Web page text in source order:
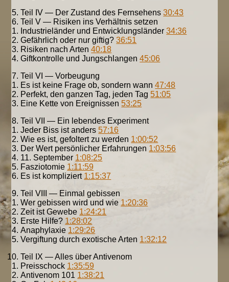
Teil IV — Der Zustand des Fernsehens30:43
Teil V — Risiken ins Verhältnis setzen
Industrieländer und Entwicklungsländer34:36
Gefährlich oder nur giftig?36:51
Risiken nach Arten40:18
Giftkontrolle und Jungschlangen45:06
Teil VI — Vorbeugung
Es ist keine Frage ob, sondern wann47:48
Perfekt, den ganzen Tag, jeden Tag51:05
Eine Kette von Ereignissen53:25
Teil VII — Ein lebendes Experiment
Jeder Biss ist anders57:16
Wie es ist, gefoltert zu werden 1:00:52
Der Wert persönlicher Erfahrungen 1:03:56
11. September 1:08:25
Fasziotomie 1:11:59
Es ist kompliziert 1:15:37
Teil VIII — Einmal gebissen
Wer gebissen wird und wie 1:20:36
Zeit ist Gewebe 1:24:21
Erste Hilfe? 1:28:02
Anaphylaxie 1:29:26
Vergiftung durch exotische Arten 1:32:12
Teil IX — Alles über Antivenom
Preisschock 1:35:59
Antivenom 101 1:38:21